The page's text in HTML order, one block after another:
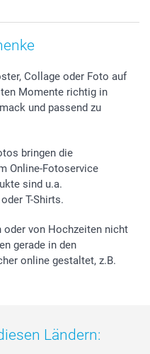
Collage oder Foto auf
Momente richtig in
und passend zu
bringen die
Online-Fotoservice
sind u.a.
T-Shirts.
oder von Hochzeiten nicht
gerade in den
online gestaltet, z.B.
Ländern: